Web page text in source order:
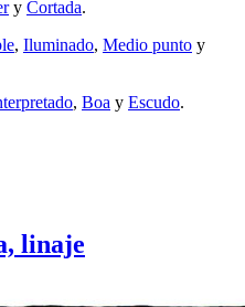
y Cortada.
, Iluminado, Medio punto y
, Boa y Escudo.
linaje